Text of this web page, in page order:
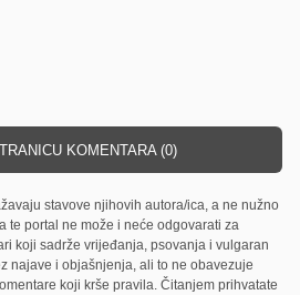
KOMENTARA (0)
stavove njihovih autora/ica, a ne nužno
te portal ne može i neće odgovarati za
koji sadrže vrijeđanja, psovanja i vulgaran
najave i objašnjenja, ali to ne obavezuje
koji krše pravila. Čitanjem prihvatate